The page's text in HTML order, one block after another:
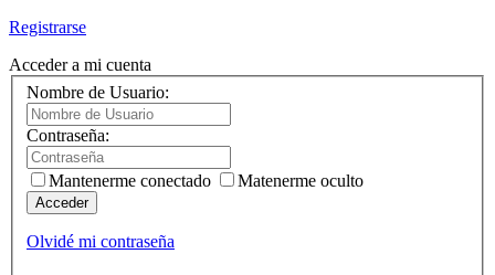
Registrarse
Acceder a mi cuenta
Nombre de Usuario:
Contraseña:
Mantenerme conectado Matenerme oculto
Acceder
Olvidé mi contraseña